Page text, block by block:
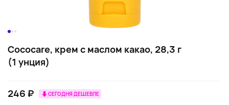
Cococare, крем с маслом какао, 28,3 г
(1 унция)
246 ₽ СЕГОДНЯ ДЕШЕВЛЕ